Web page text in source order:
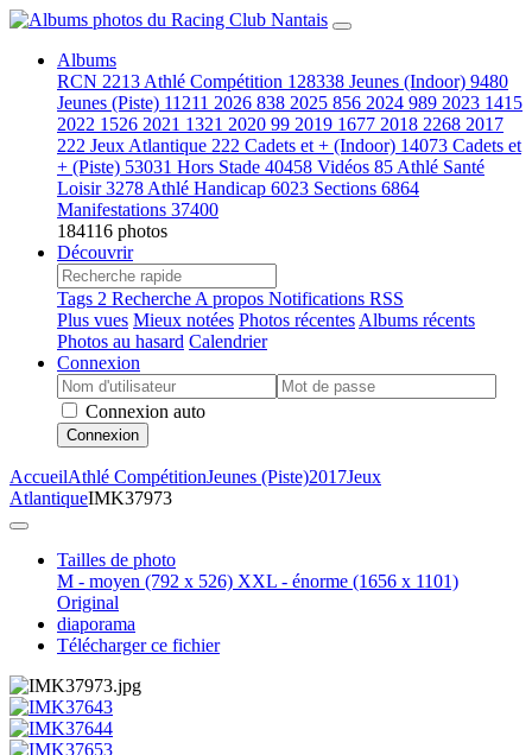
Albums
RCN 2213 Athlé Compétition 128338 Jeunes (Indoor) 9480
Jeunes (Piste) 11211 2026 838 2025 856 2024 989 2023 1415
2022 1526 2021 1321 2020 99 2019 1677 2018 2268 2017
222 Jeux Atlantique 222 Cadets et + (Indoor) 14073 Cadets et
+ (Piste) 53031 Hors Stade 40458 Vidéos 85 Athlé Santé
Loisir3278 Athlé Handicap 6023 Sections 6864
Manifestations 37400
184116 photos
Découvrir
Tags 2 Recherche A propos Notifications RSS
Plus vues Mieux notées Photos récentes Albums récents
Photos au hasard Calendrier
Connexion
Connexion auto
Connexion
AccueilAthlé CompétitionJeunes (Piste)2017Jeux
AtlantiqueIMK37973
Tailles de photo
M - moyen (792 x 526) XXL - énorme (1656 x 1101)
Original
diaporama
Télécharger ce fichier